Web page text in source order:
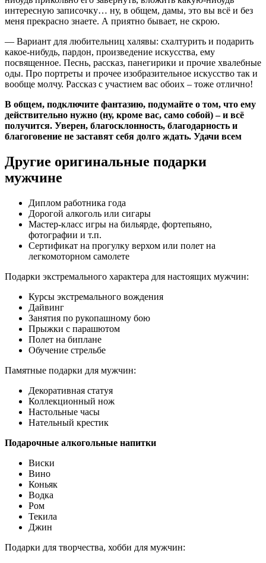
интересную записочку… ну, в общем, дамы, это вы всё и без
меня прекрасно знаете. А приятно бывает, не скрою.
— Вариант для любительниц халявы: схалтурить и подарить
какое-нибудь, пардон, произведение искусства, ему
посвященное. Песнь, рассказ, панегирики и прочие хвалебные
оды. Про портреты и прочее изобразительное искусство так и
вообще молчу. Рассказ с участием вас обоих – тоже отлично!
В общем, подключите фантазию, подумайте о том, что ему
действительно нужно (ну, кроме вас, само собой) – и всё
получится. Уверен, благосклонность, благодарность и
благоговение не заставят себя долго ждать. Удачи всем
Другие оригинальные подарки
мужчине
Диплом работника года
Дорогой алкоголь или сигары
Мастер-класс игры на бильярде, фортепьяно,
фотографии и т.п.
Сертификат на прогулку верхом или полет на
легкомоторном самолете
Подарки экстремального характера для настоящих мужчин:
Курсы экстремального вождения
Дайвинг
Занятия по рукопашному бою
Прыжки с парашютом
Полет на биплане
Обучение стрельбе
Памятные подарки для мужчин:
Декоративная статуя
Коллекционный нож
Настольные часы
Нательный крестик
Подарочные алкогольные напитки
Виски
Вино
Коньяк
Водка
Ром
Текила
Джин
Подарки для творчества, хобби для мужчин: